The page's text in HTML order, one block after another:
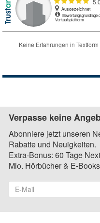
Verpasse keine
Abonniere jetzt unseren
Rabatte und Neuigkeiten.
Extra-Bonus: 60 Tage
Mio. Hörbücher & E-